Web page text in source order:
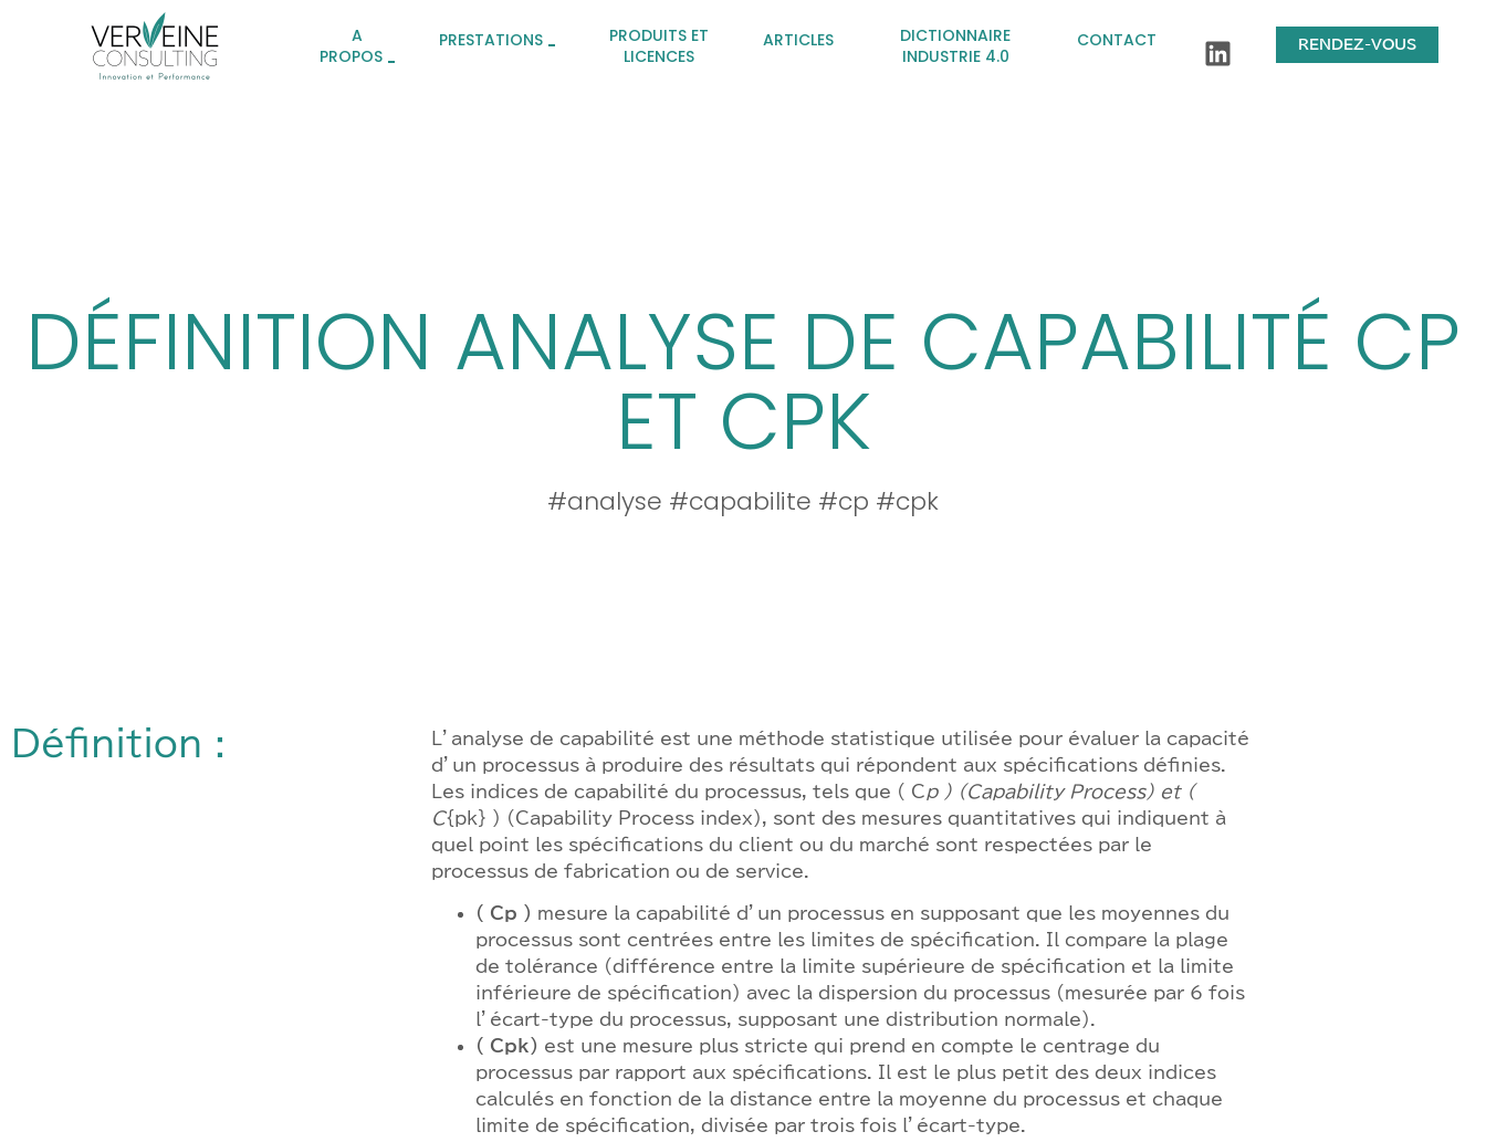
A
PROPOS
PRESTATIONS
PRODUITS ET
LICENCES
ARTICLES
DICTIONNAIRE
INDUSTRIE 4.0
CONTACT RENDEZ-VOUS
DÉFINITION ANALYSE DE CAPABILITÉ CP
ET CPK
#analyse #capabilite #cp #cpk
Définition :
L’analyse de capabilité est une méthode statistique utilisée pour évaluer la capacité
d’un processus à produire des résultats qui répondent aux spécifications définies.
Les indices de capabilité du processus, tels que ( Cp ) (Capability Process) et (
C{pk} ) (Capability Process index), sont des mesures quantitatives qui indiquent à
quel point les spécifications du client ou du marché sont respectées par le
processus de fabrication ou de service.
( Cp ) mesure la capabilité d’un processus en supposant que les moyennes du
processus sont centrées entre les limites de spécification. Il compare la plage
de tolérance (différence entre la limite supérieure de spécification et la limite
inférieure de spécification) avec la dispersion du processus (mesurée par 6 fois
l’écart-type du processus, supposant une distribution normale).
( Cpk) est une mesure plus stricte qui prend en compte le centrage du
processus par rapport aux spécifications. Il est le plus petit des deux indices
calculés en fonction de la distance entre la moyenne du processus et chaque
limite de spécification, divisée par trois fois l’écart-type.